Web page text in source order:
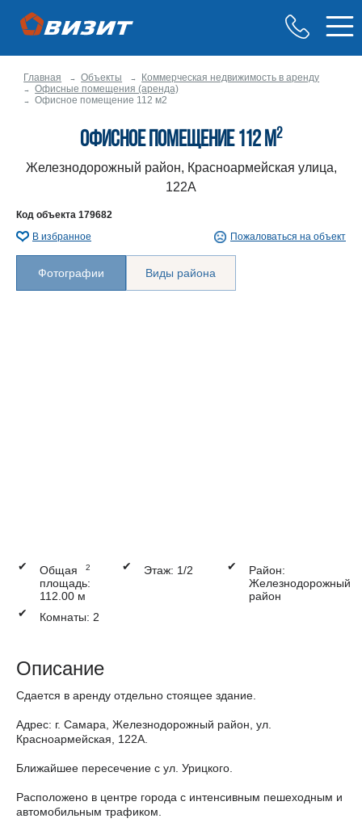
Главная Объекты
Коммерческая недвижимость в аренду
Офисные помещения (аренда)
Офисное помещение 112 м2
Офисное помещение 112 м2
Железнодорожный район, Красноармейская улица,
122А
Код объекта 179682
В избранное
Пожаловаться на объект
Фотографии Виды района
✔
Общая
площадь:
112.00 м
2 ✔ Этаж: 1/2 ✔
Район:
Железнодорожный
район
✔
Комнаты: 2
Описание
Сдается в аренду отдельно стоящее здание.
Адрес: г. Самара, Железнодорожный район, ул.
Красноармейская, 122А.
Ближайшее пересечение с ул. Урицкого.
Расположено в центре города с интенсивным пешеходным и
автомобильным трафиком.